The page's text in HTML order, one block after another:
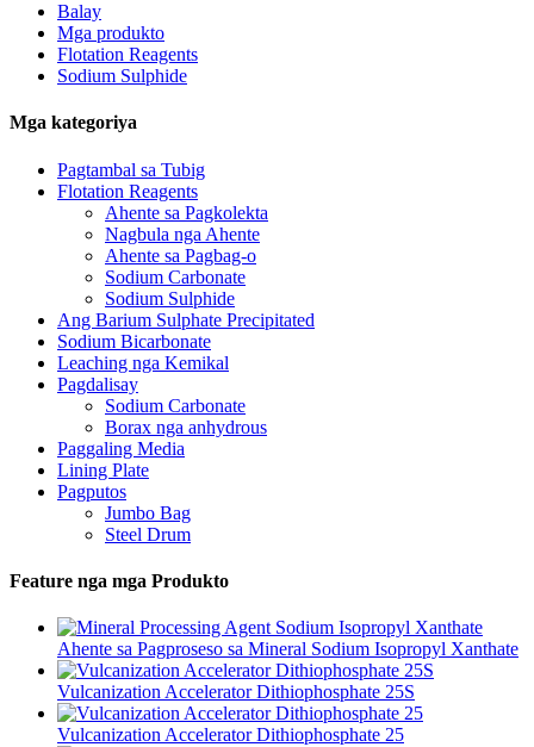
Balay
Mga produkto
Flotation Reagents
Sodium Sulphide
Mga kategoriya
Pagtambal sa Tubig
Flotation Reagents
Ahente sa Pagkolekta
Nagbula nga Ahente
Ahente sa Pagbag-o
Sodium Carbonate
Sodium Sulphide
Ang Barium Sulphate Precipitated
Sodium Bicarbonate
Leaching nga Kemikal
Pagdalisay
Sodium Carbonate
Borax nga anhydrous
Paggaling Media
Lining Plate
Pagputos
Jumbo Bag
Steel Drum
Feature nga mga Produkto
Ahente sa Pagproseso sa Mineral Sodium Isopropyl Xanthate
Vulcanization Accelerator Dithiophosphate 25S
Vulcanization Accelerator Dithiophosphate 25